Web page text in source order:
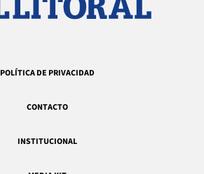
POLÍTICA DE PRIVACIDAD
CONTACTO
INSTITUCIONAL